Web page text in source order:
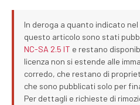
In deroga a quanto indicato
questo articolo sono stati
NC-SA 2.5 IT e restano
licenza non si estende alle
corredo, che restano di
che sono pubblicati solo per
Per dettagli e richieste di